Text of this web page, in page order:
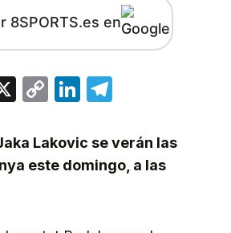
8SPORTS.es en
X
CopyLinkedIn
Lakovic se verán las
este domingo, a las